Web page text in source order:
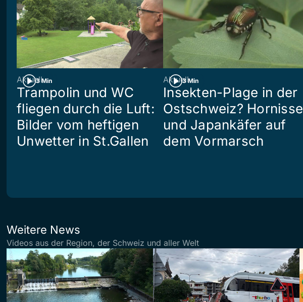
3 Min
Aktuell
Trampolin und WC
fliegen durch die Luft:
Bilder vom heftigen
Unwetter in St.Gallen
3 Min
Aktuell
Insekten-Plage in der
Ostschweiz? Hornisse
und Japankäfer auf
dem Vormarsch
Weitere News
Videos aus der Region, der Schweiz und aller Welt